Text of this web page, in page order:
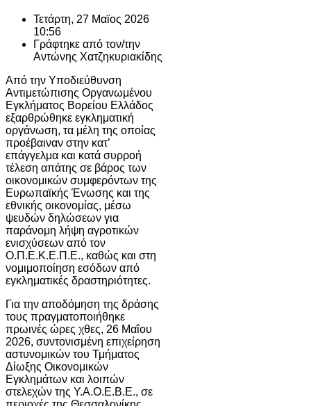
Τετάρτη, 27 Μαϊος 2026
10:56
Γράφτηκε από τον/την
Αντώνης Χατζηκυριακίδης
Από την Υποδιεύθυνση
Αντιμετώπισης Οργανωμένου
Εγκλήματος Βορείου Ελλάδος
εξαρθρώθηκε εγκληματική
οργάνωση, τα μέλη της οποίας
προέβαιναν στην κατ’
επάγγελμα και κατά συρροή
τέλεση απάτης σε βάρος των
οικονομικών συμφερόντων της
Ευρωπαϊκής Ένωσης και της
εθνικής οικονομίας, μέσω
ψευδών δηλώσεων για
παράνομη λήψη αγροτικών
ενισχύσεων από τον
Ο.Π.Ε.Κ.Ε.Π.Ε., καθώς και στη
νομιμοποίηση εσόδων από
εγκληματικές δραστηριότητες.
Για την αποδόμηση της δράσης
τους πραγματοποιήθηκε
πρωινές ώρες χθες, 26 Μαΐου
2026, συντονισμένη επιχείρηση
αστυνομικών του Τμήματος
Δίωξης Οικονομικών
Εγκλημάτων και λοιπών
στελεχών της Υ.Α.Ο.Ε.Β.Ε., σε